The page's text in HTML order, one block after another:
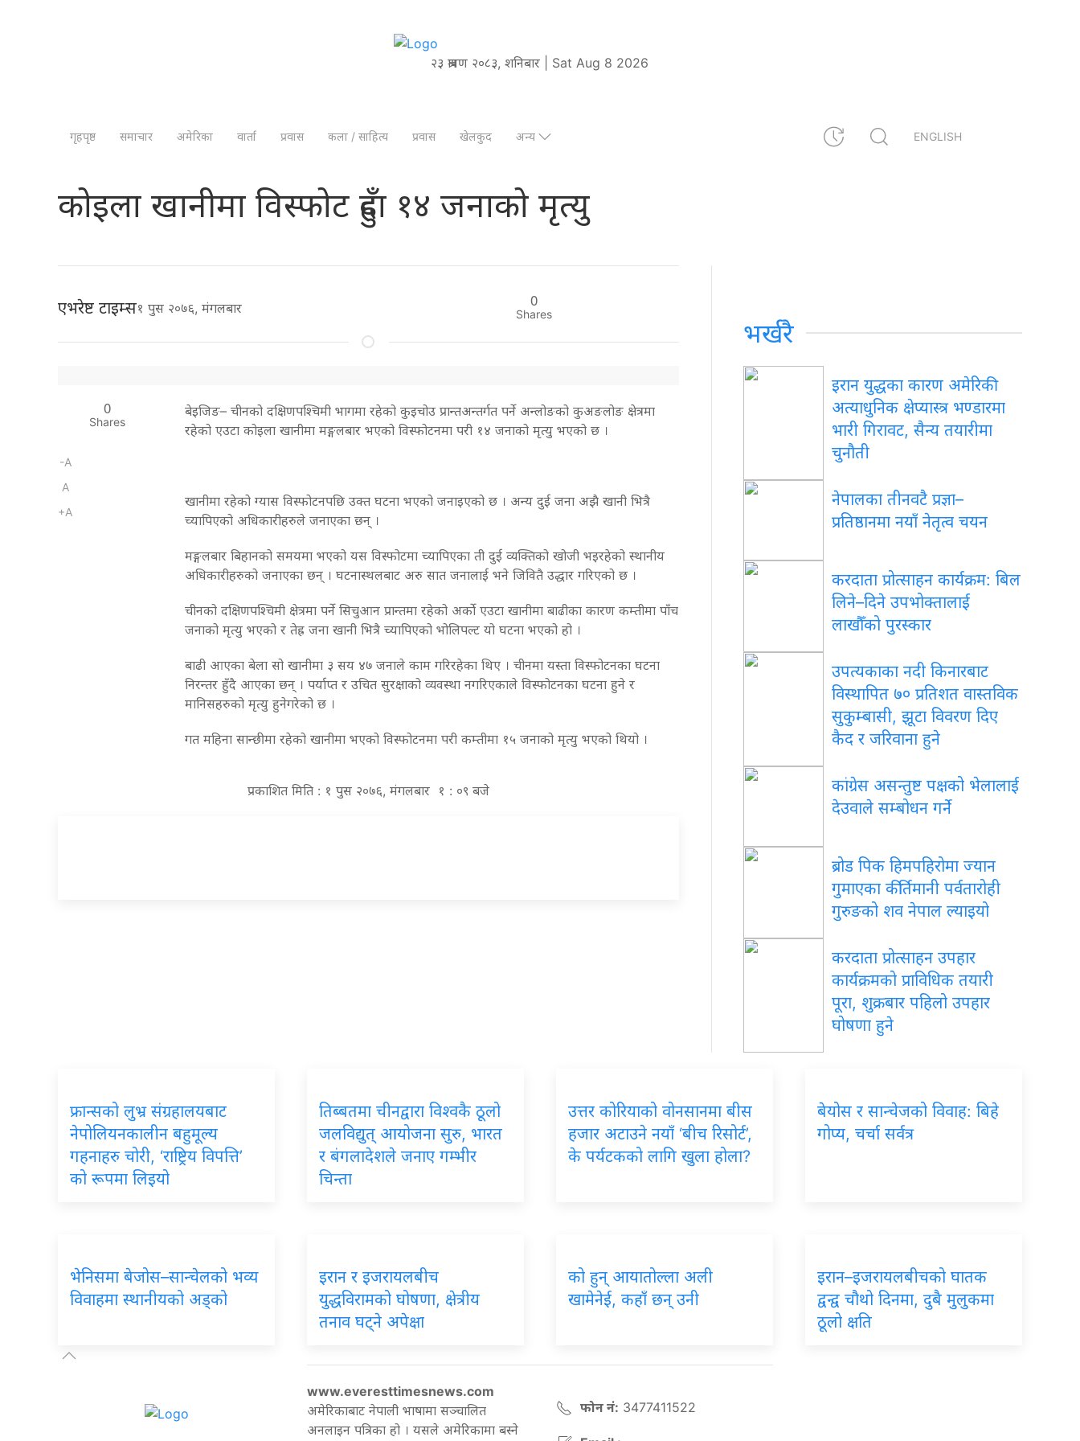
२३ श्रावण २०८३, शनिबार | Sat Aug 8 2026
गृहपृष्ठ समाचार अमेरिका वार्ता प्रवास कला / साहित्य प्रवास खेलकुद अन्य ENGLISH
कोइला खानीमा विस्फोट हुँदा १४ जनाको मृत्यु
एभरेष्ट टाइम्स१ पुस २०७६, मंगलबार 0
Shares
0
Shares
-A
A
+A
बेइजिङ– चीनको दक्षिणपश्चिमी भागमा रहेको कुइचोउ प्रान्तअन्तर्गत पर्ने अन्लोङको कुअङलोङ क्षेत्रमा
रहेको एउटा कोइला खानीमा मङ्गलबार भएको विस्फोटनमा परी १४ जनाको मृत्यु भएको छ ।
खानीमा रहेको ग्यास विस्फोटनपछि उक्त घटना भएको जनाइएको छ । अन्य दुई जना अझै खानी भित्रै
च्यापिएको अधिकारीहरुले जनाएका छन् ।
मङ्गलबार बिहानको समयमा भएको यस विस्फोटमा च्यापिएका ती दुई व्यक्तिको खोजी भइरहेको स्थानीय
अधिकारीहरुको जनाएका छन् । घटनास्थलबाट अरु सात जनालाई भने जिवितै उद्धार गरिएको छ ।
चीनको दक्षिणपश्चिमी क्षेत्रमा पर्ने सिचुआन प्रान्तमा रहेको अर्को एउटा खानीमा बाढीका कारण कम्तीमा पाँच
जनाको मृत्यु भएको र तेह्र जना खानी भित्रै च्यापिएको भोलिपल्ट यो घटना भएको हो ।
बाढी आएका बेला सो खानीमा ३ सय ४७ जनाले काम गरिरहेका थिए । चीनमा यस्ता विस्फोटनका घटना
निरन्तर हुँदै आएका छन् । पर्याप्त र उचित सुरक्षाको व्यवस्था नगरिएकाले विस्फोटनका घटना हुने र
मानिसहरुको मृत्यु हुनेगरेको छ ।
गत महिना सान्छीमा रहेको खानीमा भएको विस्फोटनमा परी कम्तीमा १५ जनाको मृत्यु भएको थियो ।
प्रकाशित मिति : १ पुस २०७६, मंगलबार १ : ०९ बजे
भर्खरै
इरान युद्धका कारण अमेरिकी
अत्याधुनिक क्षेप्यास्त्र भण्डारमा
भारी गिरावट, सैन्य तयारीमा
चुनौती
नेपालका तीनवटै प्रज्ञा–
प्रतिष्ठानमा नयाँ नेतृत्व चयन
करदाता प्रोत्साहन कार्यक्रम: बिल
लिने–दिने उपभोक्तालाई
लाखौँको पुरस्कार
उपत्यकाका नदी किनारबाट
विस्थापित ७० प्रतिशत वास्तविक
सुकुम्बासी, झूटा विवरण दिए
कैद र जरिवाना हुने
कांग्रेस असन्तुष्ट पक्षको भेलालाई
देउवाले सम्बोधन गर्ने
ब्रोड पिक हिमपहिरोमा ज्यान
गुमाएका कीर्तिमानी पर्वतारोही
गुरुङको शव नेपाल ल्याइयो
करदाता प्रोत्साहन उपहार
कार्यक्रमको प्राविधिक तयारी
पूरा, शुक्रबार पहिलो उपहार
घोषणा हुने
फ्रान्सको लुभ्र संग्रहालयबाट
नेपोलियनकालीन बहुमूल्य
गहनाहरु चोरी, ‘राष्ट्रिय विपत्ति’
को रूपमा लिइयो
तिब्बतमा चीनद्वारा विश्वकै ठूलो
जलविद्युत् आयोजना सुरु, भारत
र बंगलादेशले जनाए गम्भीर
चिन्ता
उत्तर कोरियाको वोनसानमा बीस
हजार अटाउने नयाँ ‘बीच रिसोर्ट’,
के पर्यटकको लागि खुला होला?
बेयोस र सान्चेजको विवाह: बिहे
गोप्य, चर्चा सर्वत्र
भेनिसमा बेजोस–सान्चेलको भव्य
विवाहमा स्थानीयको अड्को
इरान र इजरायलबीच
युद्धविरामको घोषणा, क्षेत्रीय
तनाव घट्ने अपेक्षा
को हुन् आयातोल्ला अली
खामेनेई, कहाँ छन् उनी
इरान–इजरायलबीचको घातक
द्वन्द्व चौथो दिनमा, दुबै मुलुकमा
ठूलो क्षति
www.everesttimesnews.com
अमेरिकाबाट नेपाली भाषामा सञ्चालित
अनलाइन पत्रिका हो । यसले अमेरिकामा बस्ने
फोन नं: 3477411522